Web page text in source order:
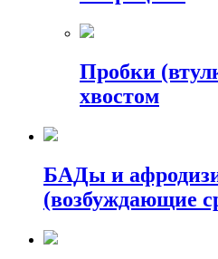
Пробки
хвостом
БАДы и
(возбуждающие